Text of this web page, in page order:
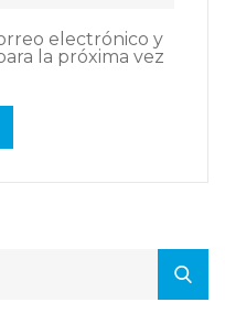
electrónico y
la próxima vez